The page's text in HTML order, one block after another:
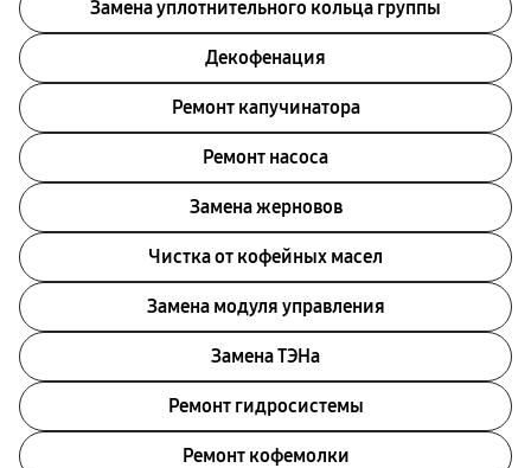
Замена уплотнительного кольца группы
Декофенация
Ремонт капучинатора
Ремонт насоса
Замена жерновов
Чистка от кофейных масел
Замена модуля управления
Замена ТЭНа
Ремонт гидросистемы
Ремонт кофемолки